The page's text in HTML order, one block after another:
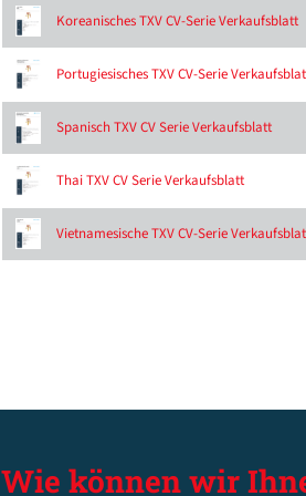
Koreanisches TXV CV-Serie Verkaufsblatt
Portugiesisches TXV CV-Serie
Spanisch TXV CV Serie Verkaufsblatt
Thai TXV CV Serie Verkaufsblatt
Vietnamesische TXV CV-Serie
Wie können wir